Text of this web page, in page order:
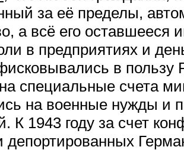
за её пределы,
а всё его оставшееся
в предприятиях и
в пользу
специальные счета
на военные нужды и
К 1943 году за счет
депортированных